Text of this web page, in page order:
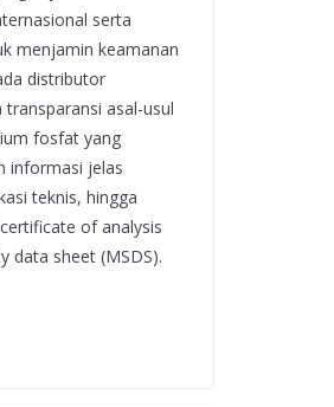
serta
menjamin keamanan
distributor
asal-usul
fosfat yang
informasi jelas
teknis, hingga
of analysis
data sheet (MSDS).